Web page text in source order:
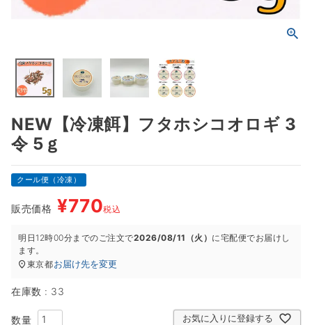
NEW【冷凍餌】フタホシコオロギ 3
令 5ｇ
クール便（冷凍）
販売価格 ¥770税込
明日 12時00分までのご注文で2026/08/11（火） に宅配便でお届けし
ます。
東京都お届け先を変更
在庫数 33
お気に入りに登録する